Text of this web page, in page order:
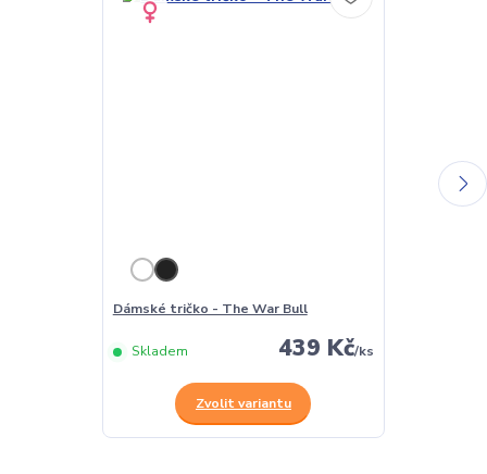
Dámské tričko - The War Bull
439 Kč/ks
Skladem
Zvolit variantu